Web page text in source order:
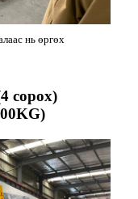
нь өргөх
сорох)